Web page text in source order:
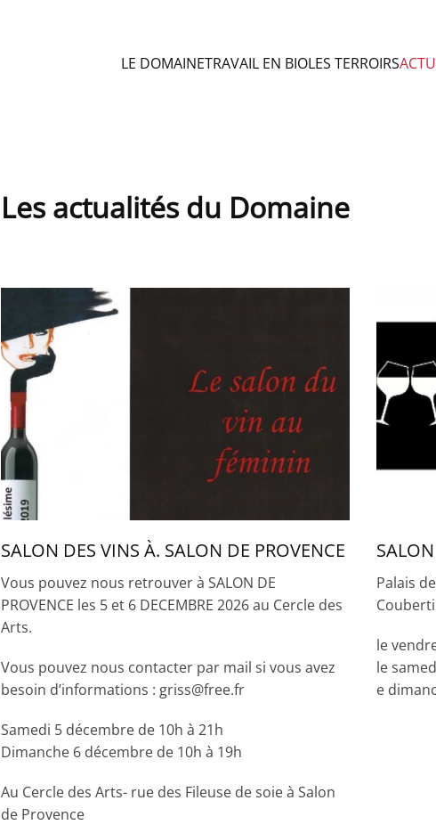
LE DOMAINETRAVAIL EN BIOLES TERROIRS
Les actualités du Domaine
SALON DES VINS À. SALON DE PROVENCE
Vous pouvez nous retrouver à SALON DE
PROVENCE les 5 et 6 DECEMBRE 2026 au Cercle des
Arts.
Vous pouvez nous contacter par mail si vous avez
besoin d’informations : griss@free.fr
Samedi 5 décembre de 10h à 21h
Dimanche 6 décembre de 10h à 19h
Au Cercle des Arts- rue des Fileuse de soie à Salon
de Provence
Palais
le
le
e